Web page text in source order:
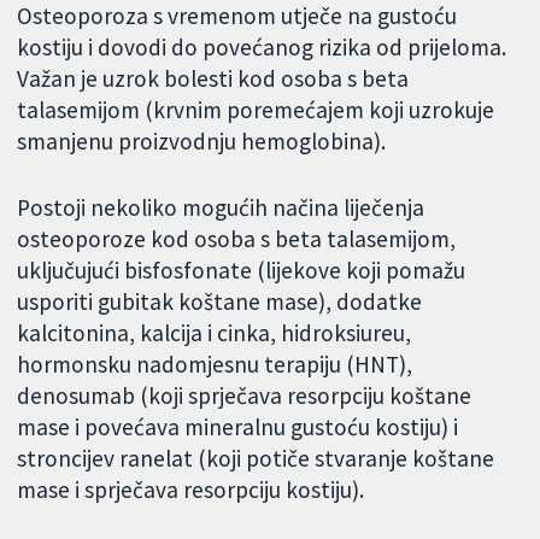
Osteoporoza s vremenom utječe na gustoću
kostiju i dovodi do povećanog rizika od prijeloma.
Važan je uzrok bolesti kod osoba s beta
talasemijom (krvnim poremećajem koji uzrokuje
smanjenu proizvodnju hemoglobina).
Postoji nekoliko mogućih načina liječenja
osteoporoze kod osoba s beta talasemijom,
uključujući bisfosfonate (lijekove koji pomažu
usporiti gubitak koštane mase), dodatke
kalcitonina, kalcija i cinka, hidroksiureu,
hormonsku nadomjesnu terapiju (HNT),
denosumab (koji sprječava resorpciju koštane
mase i povećava mineralnu gustoću kostiju) i
stroncijev ranelat (koji potiče stvaranje koštane
mase i sprječava resorpciju kostiju).